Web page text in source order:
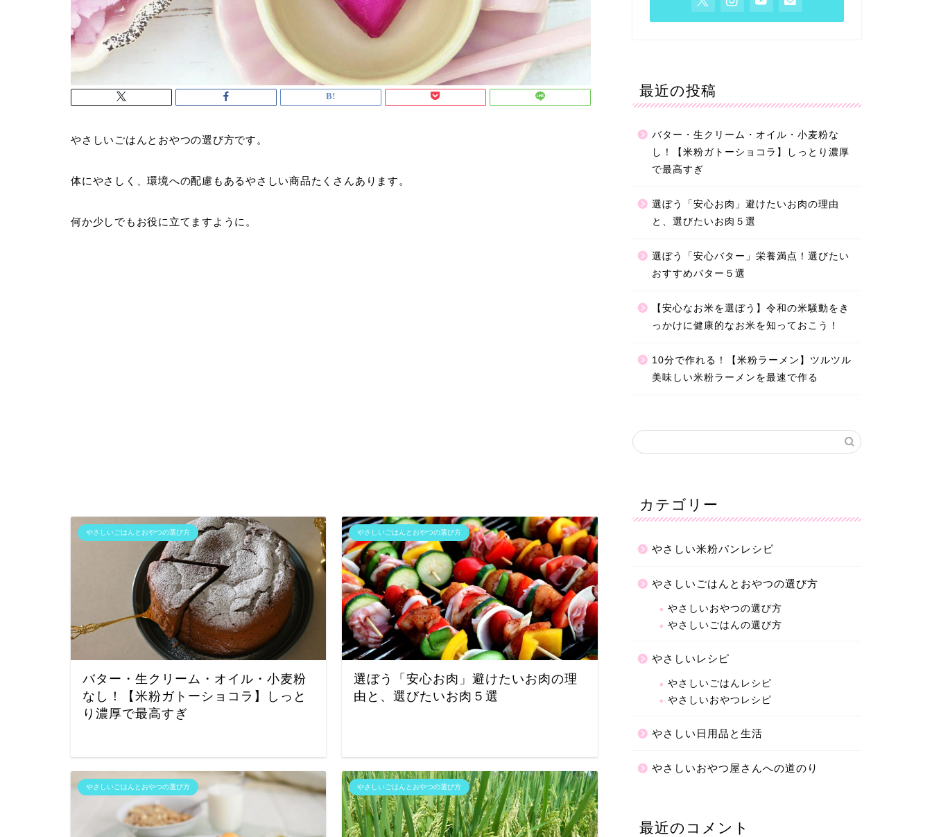
やさしいごはんとおやつの選び方です。
体にやさしく、環境への配慮もあるやさしい商品たくさんあります。
何か少しでもお役に立てますように。
やさしいごはんとおやつの選び方
バター・生クリーム・オイル・小麦粉
なし！【米粉ガトーショコラ】しっと
り濃厚で最高すぎ
やさしいごはんとおやつの選び方
選ぼう「安心お肉」避けたいお肉の理
由と、選びたいお肉５選
やさしいごはんとおやつの選び方 やさしいごはんとおやつの選び方
最近の投稿
バター・生クリーム・オイル・小麦粉な
し！【米粉ガトーショコラ】しっとり濃厚
で最高すぎ
選ぼう「安心お肉」避けたいお肉の理由
と、選びたいお肉５選
選ぼう「安心バター」栄養満点！選びたい
おすすめバター５選
【安心なお米を選ぼう】令和の米騒動をき
っかけに健康的なお米を知っておこう！
10分で作れる！【米粉ラーメン】ツルツル
美味しい米粉ラーメンを最速で作る
カテゴリー
やさしい米粉パンレシピ
やさしいごはんとおやつの選び方
やさしいおやつの選び方
やさしいごはんの選び方
やさしいレシピ
やさしいごはんレシピ
やさしいおやつレシピ
やさしい日用品と生活
やさしいおやつ屋さんへの道のり
最近のコメント